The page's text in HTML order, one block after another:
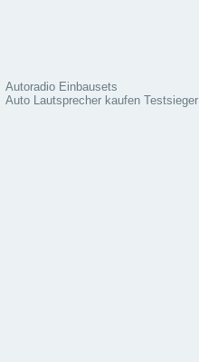
Autoradio Einbausets
Auto Lautsprecher kaufen Testsieger